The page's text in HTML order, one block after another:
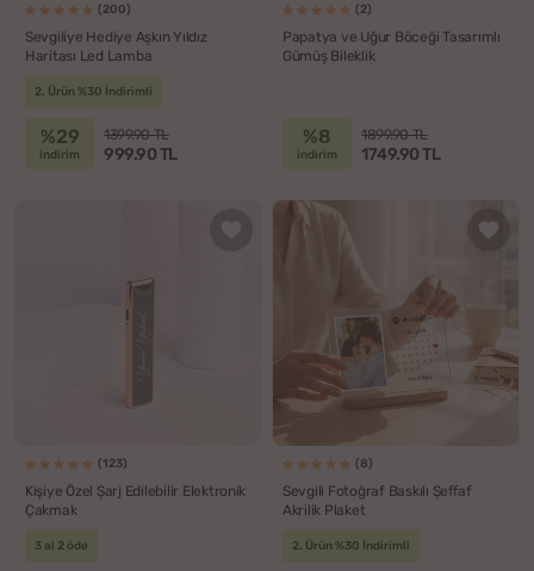
(200)
Sevgiliye Hediye Aşkın Yıldız
Haritası Led Lamba
2. Ürün %30 İndirimli
%29
indirim
1399.90 TL
999.90 TL
(2)
Papatya ve Uğur Böceği Tasarımlı
Gümüş Bileklik
%8
indirim
1899.90 TL
1749.90 TL
(123)
Kişiye Özel Şarj Edilebilir Elektronik
Çakmak
3 al 2 öde
(8)
Sevgili Fotoğraf Baskılı Şeffaf
Akrilik Plaket
2. Ürün %30 İndirimli